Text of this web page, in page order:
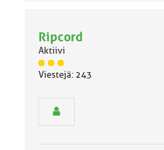
Ripcord
Aktiivi
J
ä
Viestejä: 243